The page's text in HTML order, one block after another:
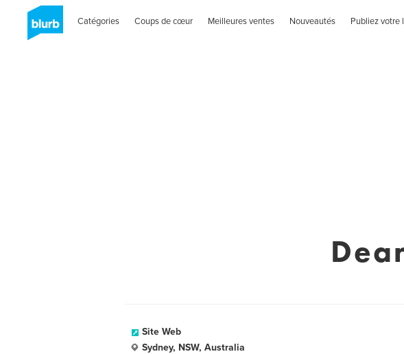
Catégories Coups de cœur Meilleures ventes Nouveautés Publiez votre
Site Web
Sydney, NSW, Australia